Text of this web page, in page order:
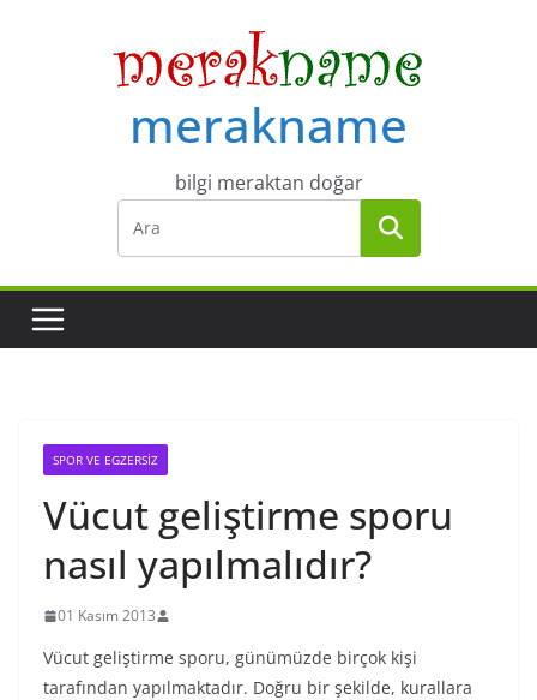
merakname
bilgi meraktan doğar
SPOR VE EGZERSIZ
Vücut geliştirme sporu
nasıl yapılmalıdır?
01 Kasım 2013
Vücut geliştirme sporu, günümüzde birçok kişi
tarafından yapılmaktadır. Doğru bir şekilde, kurallara